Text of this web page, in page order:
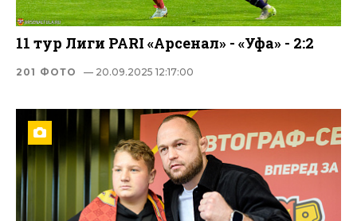
11 тур Лиги PARI «Арсенал» - «Уфа» - 2:2
201 ФОТО — 20.09.2025 12:17:00